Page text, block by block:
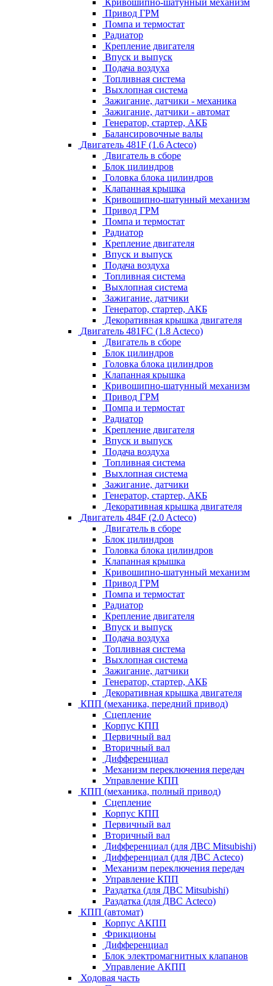
Кривошипно-шатунный механизм
Привод ГРМ
Помпа и термостат
Радиатор
Крепление двигателя
Впуск и выпуск
Подача воздуха
Топливная система
Выхлопная система
Зажигание, датчики - механика
Зажигание, датчики - автомат
Генератор, стартер, АКБ
Балансировочные валы
Двигатель 481F (1.6 Acteco)
Двигатель в сборе
Блок цилиндров
Головка блока цилиндров
Клапанная крышка
Кривошипно-шатунный механизм
Привод ГРМ
Помпа и термостат
Радиатор
Крепление двигателя
Впуск и выпуск
Подача воздуха
Топливная система
Выхлопная система
Зажигание, датчики
Генератор, стартер, АКБ
Декоративная крышка двигателя
Двигатель 481FC (1.8 Acteco)
Двигатель в сборе
Блок цилиндров
Головка блока цилиндров
Клапанная крышка
Кривошипно-шатунный механизм
Привод ГРМ
Помпа и термостат
Радиатор
Крепление двигателя
Впуск и выпуск
Подача воздуха
Топливная система
Выхлопная система
Зажигание, датчики
Генератор, стартер, АКБ
Декоративная крышка двигателя
Двигатель 484F (2.0 Acteco)
Двигатель в сборе
Блок цилиндров
Головка блока цилиндров
Клапанная крышка
Кривошипно-шатунный механизм
Привод ГРМ
Помпа и термостат
Радиатор
Крепление двигателя
Впуск и выпуск
Подача воздуха
Топливная система
Выхлопная система
Зажигание, датчики
Генератор, стартер, АКБ
Декоративная крышка двигателя
КПП (механика, передний привод)
Сцепление
Корпус КПП
Первичный вал
Вторичный вал
Дифференциал
Механизм переключения передач
Управление КПП
КПП (механика, полный привод)
Сцепление
Корпус КПП
Первичный вал
Вторичный вал
Дифференциал (для ДВС Mitsubishi)
Дифференциал (для ДВС Acteco)
Механизм переключения передач
Управление КПП
Раздатка (для ДВС Mitsubishi)
Раздатка (для ДВС Acteco)
КПП (автомат)
Корпус АКПП
Фрикционы
Дифференциал
Блок электромагнитных клапанов
Управление АКПП
Ходовая часть